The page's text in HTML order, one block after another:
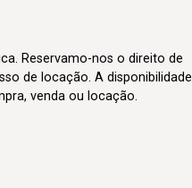
Reservamo-nos o direito de
de locação. A disponibilidade
venda ou locação.